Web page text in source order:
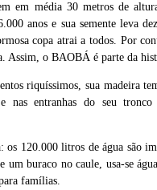
em média 30 metros de
anos e sua semente leva
copa atrai a todos. Por
Assim, o BAOBÁ é parte da
riquíssimos, sua madeira
entranhas do seu tronco
120.000 litros de água são
um buraco no caule, usa-se
famílias.